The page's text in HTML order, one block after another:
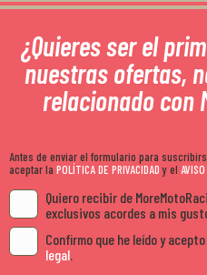
¿Quieres ser el
nuestras ofertas,
relacionado con
Antes de enviar el formulario para
aceptar la POLÍTICA DE PRIVACIDADy el
Quiero recibir de
exclusivos acordes a mis
Confirmo que he leído y
legal.